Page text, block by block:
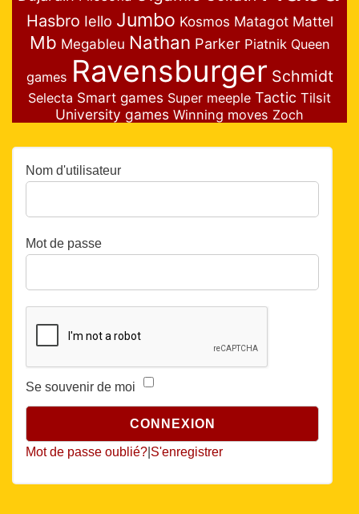
Hasbro Iello Jumbo Kosmos Matagot Mattel
Mb Megableu Nathan Parker Piatnik Queen
games Ravensburger Schmidt
Selecta Smart games Super meeple Tactic Tilsit
University games Winning moves Zoch
Nom d'utilisateur
Mot de passe
Se souvenir de moi
Mot de passe oublié? S'enregistrer